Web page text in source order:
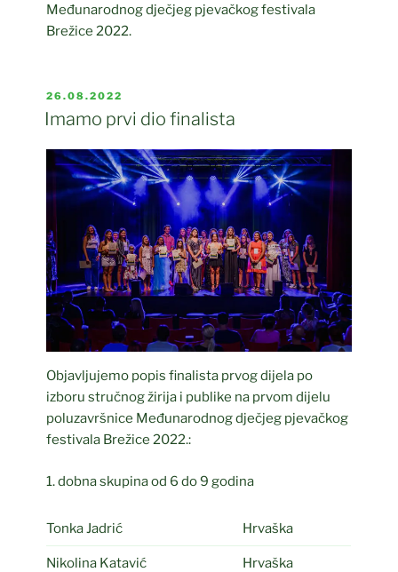
Međunarodnog dječjeg pjevačkog festivala
Brežice 2022.
POSTED
ON
26.08.2022
Imamo prvi dio finalista
Objavljujemo popis finalista prvog dijela po
izboru stručnog žirija i publike na prvom dijelu
poluzavršnice Međunarodnog dječjeg pjevačkog
festivala Brežice 2022.:
1. dobna skupina od 6 do 9 godina
Tonka Jadrić Hrvaška
Nikolina Katavić Hrvaška